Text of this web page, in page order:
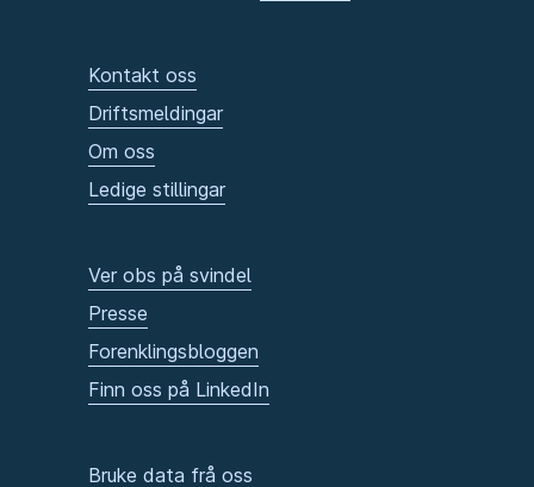
Kontakt oss
Driftsmeldingar
Om oss
Ledige stillingar
Ver obs på svindel
Presse
Forenklingsbloggen
Finn oss på LinkedIn
Bruke data frå oss